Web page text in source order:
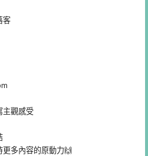
客
主觀感受
多內容的原動力🙌